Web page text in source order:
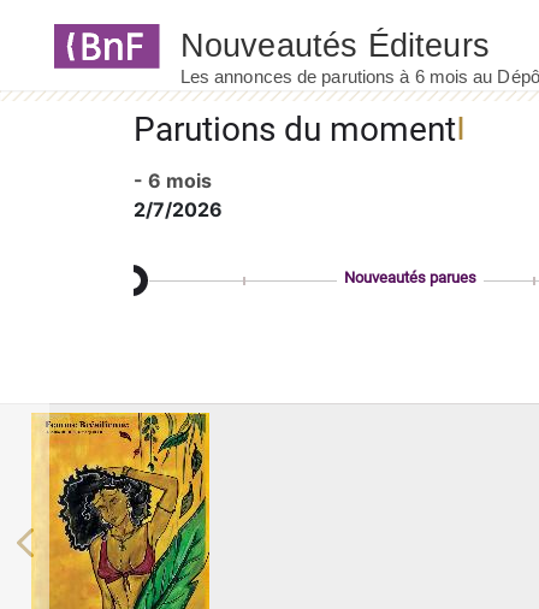
Parutions du moment
- 6 mois
2/7/2026
Nouveautés parues
Previous